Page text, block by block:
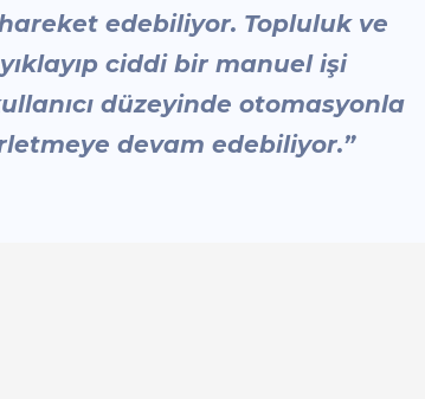
edebiliyor. Topluluk ve
ciddi bir manuel işi
düzeyinde otomasyonla
devam edebiliyor.”